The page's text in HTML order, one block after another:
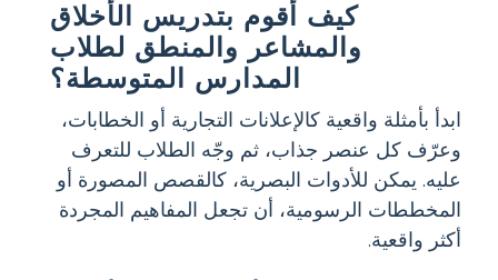
كيف أقوم بتدريس الأخلاق
والمشاعر والمنطق لطلاب
المدارس المتوسطة؟
ابدأ بأمثلة واقعية كالإعلانات التجارية أو الخطابات،
وعرّف كل عنصر جذاب، ثم وجّه الطلاب للتعرف
عليه. يمكن للأدوات البصرية، كالقصص المصورة أو
المخططات الرسومية، أن تجعل المفاهيم المجردة
أكثر واقعية.